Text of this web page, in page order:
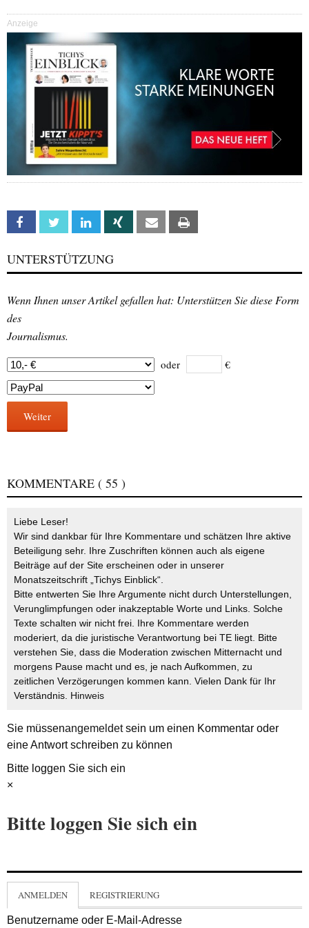
Anzeige
Facebook Twitter Linkedin Xing Email
UNTERSTÜTZUNG
Wenn Ihnen unser Artikel gefallen hat: Unterstützen Sie diese Form
des
Journalismus.
oder €
Weiter
KOMMENTARE ( 55 )
Liebe Leser!
Wir sind dankbar für Ihre Kommentare und schätzen Ihre aktive
Beteiligung sehr. Ihre Zuschriften können auch als eigene
Beiträge auf der Site erscheinen oder in unserer
Monatszeitschrift „Tichys Einblick“.
Bitte entwerten Sie Ihre Argumente nicht durch Unterstellungen,
Verunglimpfungen oder inakzeptable Worte und Links. Solche
Texte schalten wir nicht frei. Ihre Kommentare werden
moderiert, da die juristische Verantwortung bei TE liegt. Bitte
verstehen Sie, dass die Moderation zwischen Mitternacht und
morgens Pause macht und es, je nach Aufkommen, zu
zeitlichen Verzögerungen kommen kann. Vielen Dank für Ihr
Verständnis. Hinweis
Sie müssenangemeldetsein um einen Kommentar oder
eine Antwort schreiben zu können
Bitte loggen Sie sich ein
×
Bitte loggen Sie sich ein
ANMELDEN REGISTRIERUNG
Benutzername oder E-Mail-Adresse